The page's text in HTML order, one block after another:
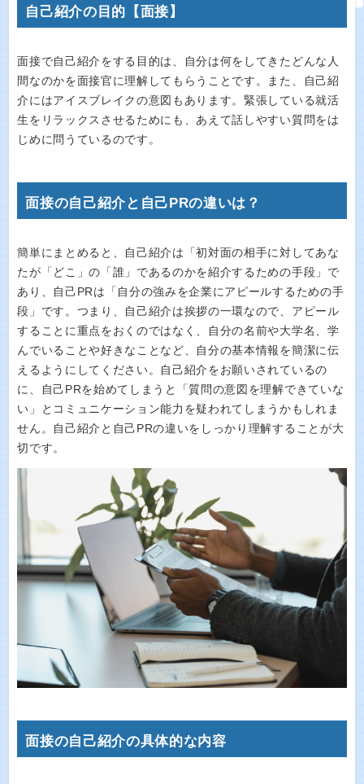
自己紹介の目的【面接】
面接で自己紹介をする目的は、自分は何をしてきたどんな人
間なのかを面接官に理解してもらうことです。また、自己紹
介にはアイスブレイクの意図もあります。緊張している就活
生をリラックスさせるためにも、あえて話しやすい質問をは
じめに問うているのです。
面接の自己紹介と自己PRの違いは？
簡単にまとめると、自己紹介は「初対面の相手に対してあな
たが「どこ」の「誰」であるのかを紹介するための手段」で
あり、自己PRは「自分の強みを企業にアピールするための手
段」です。つまり、自己紹介は挨拶の一環なので、アピール
することに重点をおくのではなく、自分の名前や大学名、学
んでいることや好きなことなど、自分の基本情報を簡潔に伝
えるようにしてください。自己紹介をお願いされているの
に、自己PRを始めてしまうと「質問の意図を理解できていな
い」とコミュニケーション能力を疑われてしまうかもしれま
せん。自己紹介と自己PRの違いをしっかり理解することが大
切です。
面接の自己紹介の具体的な内容